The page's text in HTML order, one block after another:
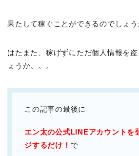
果たして稼ぐことができるのでしょう
はたまた、稼げずにただ個人情報を
ょうか。。。
この記事の最後に
エン太の公式LINEアカウント
ジするだけ！ で